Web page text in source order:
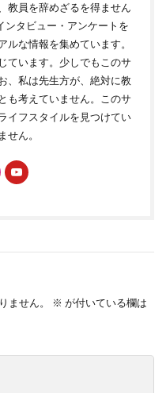
教員を辞めざるを得ません
タビュー・アンケートを
な情報を集めています。
ています。少しでもこのサ
、私は先生方が、絶対に教
も考えていません。このサ
イフスタイルを見つけてい
せん。
ません。 ※ が付いている欄は